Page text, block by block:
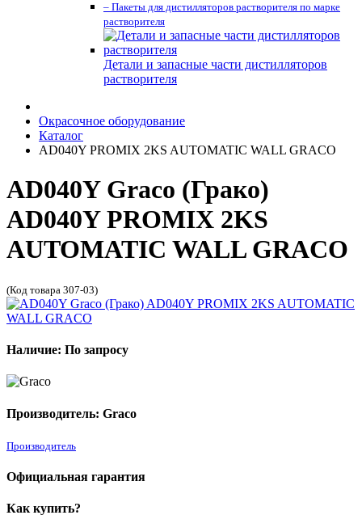
– Пакеты для дистилляторов растворителя по марке
растворителя
Детали и запасные части дистилляторов
растворителя
Окрасочное оборудование
Каталог
AD040Y PROMIX 2KS AUTOMATIC WALL GRACO
AD040Y Graco (Грако)
AD040Y PROMIX 2KS
AUTOMATIC WALL GRACO
(Код товара 307-03)
Наличие: По запросу
Производитель: Graco
Производитель
Официальная гарантия
Как купить?